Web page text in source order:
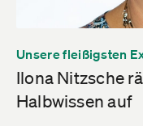
Unsere fleißigsten
Ilona Nitzsche
Halbwissen auf